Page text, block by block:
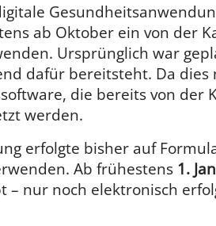
ab Oktober ein von der
Ursprünglich war
dafür bereitsteht. Da dies
die bereits von der
werden.
erfolgte bisher auf
Ab frühestens 1.
– nur noch elektronisch